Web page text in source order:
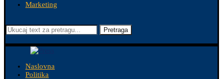
Marketing
Pretraga
Naslovna
Politika